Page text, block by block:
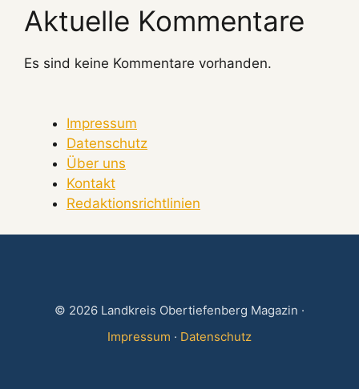
Aktuelle Kommentare
Es sind keine Kommentare vorhanden.
Impressum
Datenschutz
Über uns
Kontakt
Redaktionsrichtlinien
© 2026 Landkreis Obertiefenberg Magazin ·
Impressum · Datenschutz